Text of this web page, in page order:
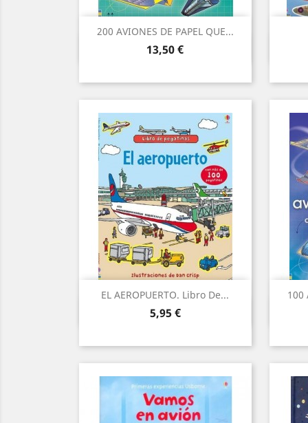
200 AVIONES DE PAPEL QUE...
Preu
13,50 €
Vista ràpida
EL AEROPUERTO. Libro De...
Preu
5,95 €
Vista ràpida
100